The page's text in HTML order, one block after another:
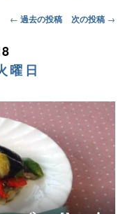
Post
← 過去の投稿 次の投稿 →
日